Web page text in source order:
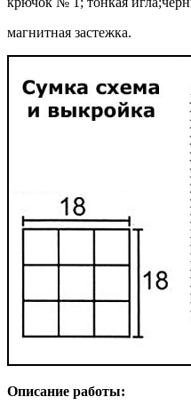
магнитная застежка.
Описание работы: